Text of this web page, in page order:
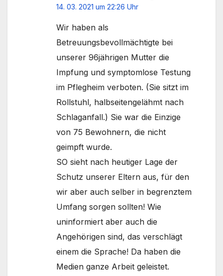
14. 03. 2021 um 22:26 Uhr
Wir haben als
Betreuungsbevollmächtigte bei
unserer 96jährigen Mutter die
Impfung und symptomlose Testung
im Pflegheim verboten. (Sie sitzt im
Rollstuhl, halbseitengelähmt nach
Schlaganfall.) Sie war die Einzige
von 75 Bewohnern, die nicht
geimpft wurde.
SO sieht nach heutiger Lage der
Schutz unserer Eltern aus, für den
wir aber auch selber in begrenztem
Umfang sorgen sollten! Wie
uninformiert aber auch die
Angehörigen sind, das verschlägt
einem die Sprache! Da haben die
Medien ganze Arbeit geleistet.